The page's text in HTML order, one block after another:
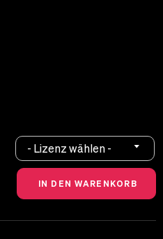
- Lizenz wählen -